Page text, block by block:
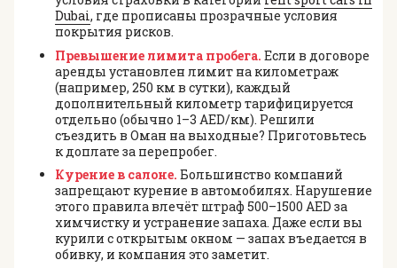
Dubai, где прописаны прозрачные условия
покрытия рисков.
Превышение лимита пробега. Если в договоре
аренды установлен лимит на километраж
(например, 250 км в сутки), каждый
дополнительный километр тарифицируется
отдельно (обычно 1–3 AED/км). Решили
съездить в Оман на выходные? Приготовьтесь
к доплате за перепробег.
Курение в салоне. Большинство компаний
запрещают курение в автомобилях. Нарушение
этого правила влечёт штраф 500–1500 AED за
химчистку и устранение запаха. Даже если вы
курили с открытым окном — запах въедается в
обивку, и компания это заметит.